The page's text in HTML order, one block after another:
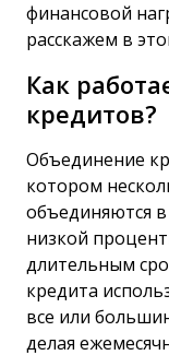
финансовой
расскажем в
Как
кредитов?
Объединение
котором
объединяются
низкой
длительным
кредита
все или
делая